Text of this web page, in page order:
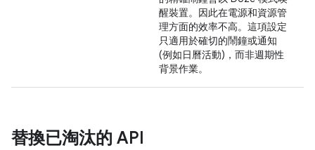
醒裝置。因此在電源和資源管
理方面的效率不高。這項設定
只適用於確切的鬧鐘或通知
(例如日曆活動)，而非週期性
背景作業。
替換已淘汰的 API